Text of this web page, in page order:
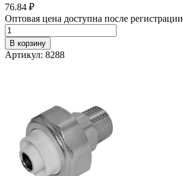
76.84 ₽
Оптовая цена доступна после регистрации
В корзину
Артикул: 8288